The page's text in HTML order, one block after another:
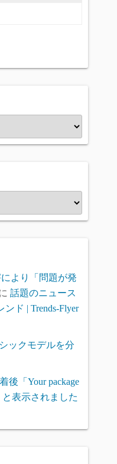
より「問題が発
話題のニュース
ド | Trends-Flyer
ックモデルを分
後「Your package
と表示されました